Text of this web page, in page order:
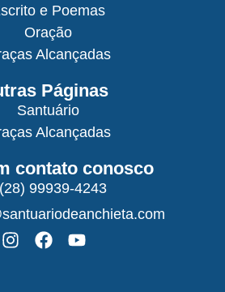
e Poemas
Oração
Alcançadas
Páginas
Santuário
Alcançadas
contato conosco
(28) 99939-4243